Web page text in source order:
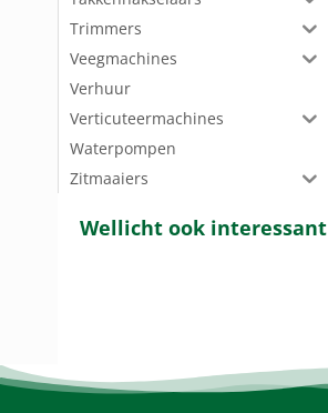
Trimmers
Veegmachines
Verhuur
Verticuteermachines
Waterpompen
Zitmaaiers
Wellicht ook interessant